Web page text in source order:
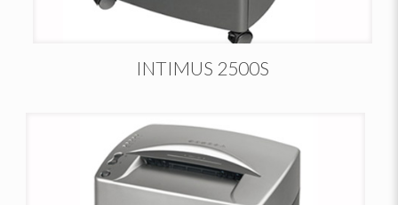
INTIMUS 2500S